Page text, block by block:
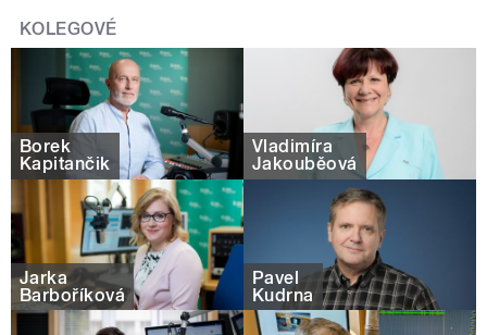
KOLEGOVÉ
Borek
Kapitančik
Vladimíra
Jakouběová
Jarka
Barboříková
Pavel
Kudrna